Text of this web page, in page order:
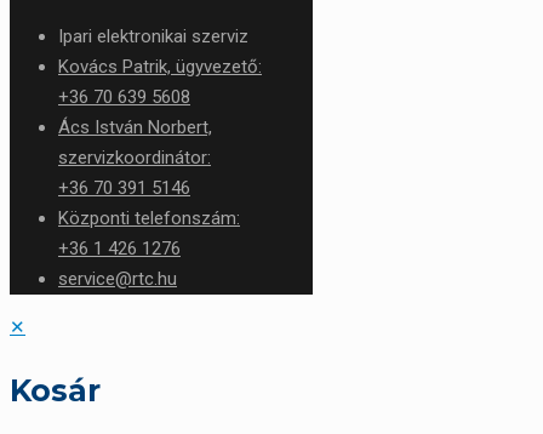
Ipari elektronikai szerviz
Kovács Patrik, ügyvezető:
+36 70 639 5608
Ács István Norbert,
szervizkoordinátor:
+36 70 391 5146
Központi telefonszám:
+36 1 426 1276
service@rtc.hu
✕
Kosár